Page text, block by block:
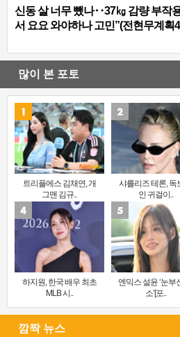
신동 살 너무 뺐나‥37㎏ 감량 부작
서 요요 와야하나 고민”(전현무계획
많이 본 포토
트리플에스 김채연, 개
그맨 김규..
샤를리즈 테론, 독
인 귀걸이..
하지원, 한국 배우 최초
MLB 시..
엔믹스 설윤 ‘눈부
소’[포..
깜짝 뉴스